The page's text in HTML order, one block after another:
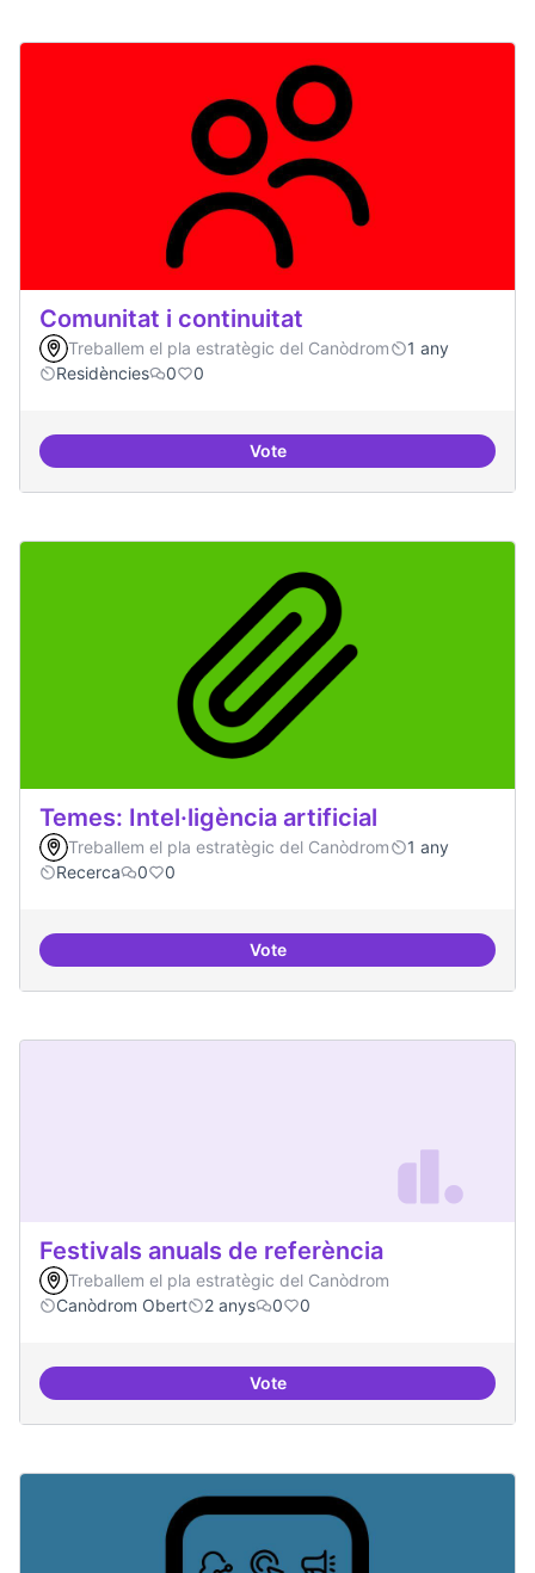
Comunitat i continuitat
Treballem el pla estratègic del Canòdrom
1 any
Residències
0 0
VoteComunitat i continuitat
Temes: Intel·ligència artificial
Treballem el pla estratègic del Canòdrom
1 any
Recerca
0 0
VoteTemes: Intel·ligència artificial
Festivals anuals de referència
Treballem el pla estratègic del Canòdrom
Canòdrom Obert
2 anys 0 0
VoteFestivals anuals de referència